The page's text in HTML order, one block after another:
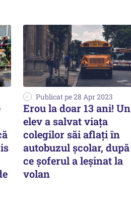
Publicat pe 28 Apr 2023
Erou la doar 13 ani! Un
elev a salvat viața
colegilor săi aflați în
autobuzul școlar, după
ce șoferul a leșinat la
volan